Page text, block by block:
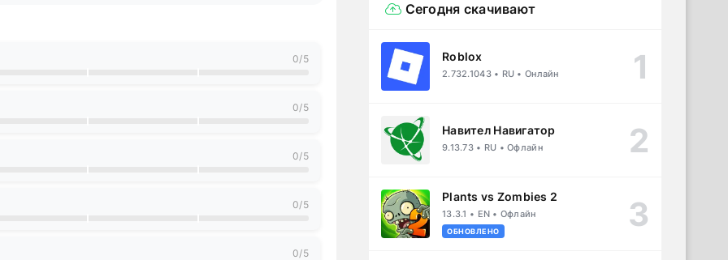
получать уведомления при их получении
0/5
0/5
0/5
0/5
0/5
Сегодня скачивают
Roblox
2.732.1043 • RU • Онлайн
Навител Навигатор
9.13.73 • RU • Офлайн
Plants vs Zombies 2
13.3.1 • EN • Офлайн
ОБНОВЛЕНО